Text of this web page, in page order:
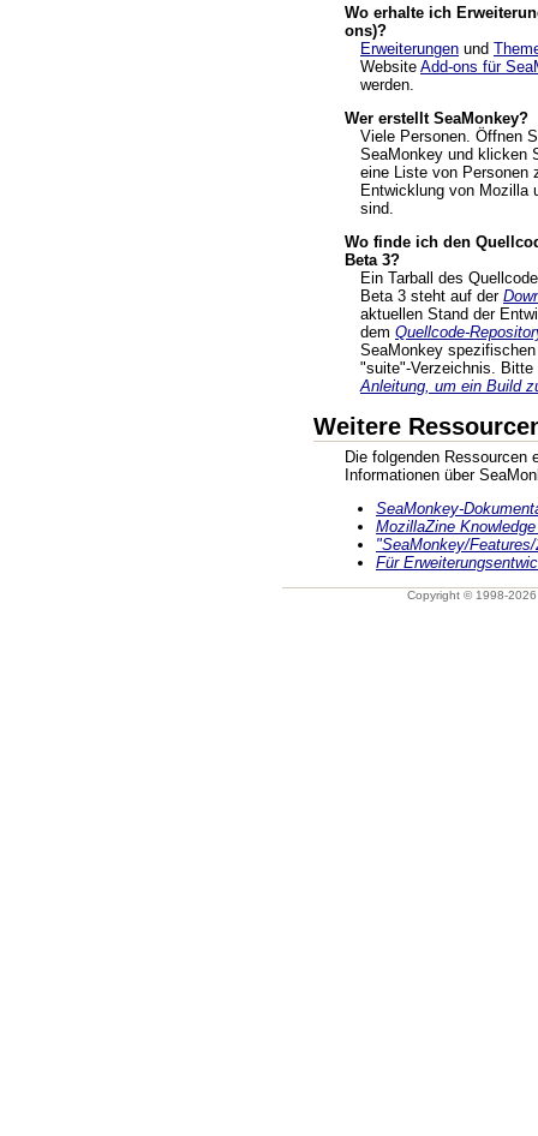
Wo erhalte ich
ons)?
Erweiterungen und
Website Add-ons für
werden.
Wer erstellt SeaMonkey?
Viele Personen. Öffnen
SeaMonkey und klicken
eine Liste von Personen
Entwicklung von Mozilla
sind.
Wo finde ich den
Beta 3?
Ein Tarball des
Beta 3 steht auf der
aktuellen Stand der
dem Quellcode-
SeaMonkey
"suite"-Verzeichnis. Bitte
Anleitung, um ein Build
Weitere
Die folgenden Ressourcen
Informationen über
SeaMonkey-
MozillaZine
"SeaMonkey/
Für
Copyright © 1998-